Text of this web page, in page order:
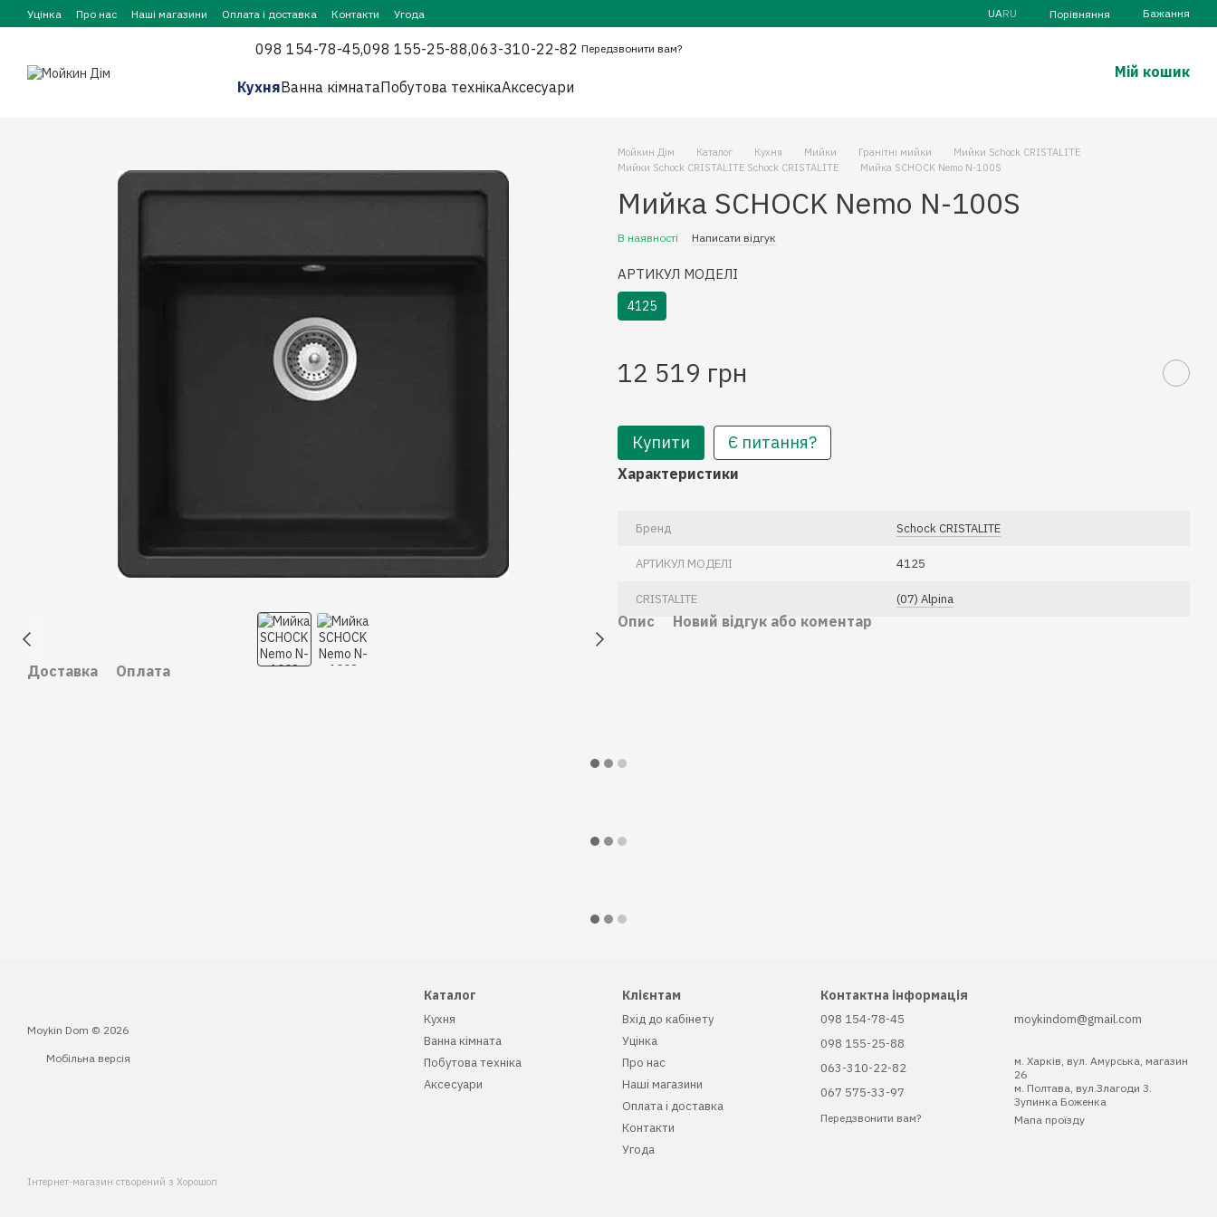
Перейти до основного контенту
Уцінка Про нас Наші магазини Оплата і доставка Контакти Угода UARU Порівняння Бажання
098 154-78-45,098 155-25-88,063-310-22-82 Передзвонити вам?
КухняВанна кімнатаПобутова технікаАксесуари
Мій кошик
Доставка Оплата
Мойкин Дім Каталог Кухня Мийки Гранітні мийки
Мийки Schock CRISTALITE
Мийки Schock CRISTALITE Schock CRISTALITE
Мийка SCHOCK Nemo N-100S
Мийка SCHOCK Nemo N-100S
В наявності Написати відгук
АРТИКУЛ МОДЕЛІ
4125
12 519 грн
Купити Є питання?
Характеристики
Бренд Schock CRISTALITE
АРТИКУЛ МОДЕЛІ 4125
CRISTALITE (07) Alpina
Опис Новий відгук або коментар
Moykin Dom © 2026
Мобільна версія
Інтернет-магазин створений з Хорошоп
Каталог
Кухня
Ванна кімната
Побутова техніка
Аксесуари
Клієнтам
Вхід до кабінету
Уцінка
Про нас
Наші магазини
Оплата і доставка
Контакти
Угода
Контактна інформація
098 154-78-45
098 155-25-88
063-310-22-82
067 575-33-97
Передзвонити вам?
moykindom@gmail.com
м. Харків, вул. Амурська, магазин
26
м. Полтава, вул.Злагоди 3.
Зупинка Боженка
Мапа проїзду